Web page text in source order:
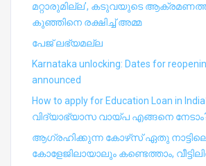
മറ്റാരുമില്ല’, കടുവയുടെ
കുഞ്ഞിനെ രക്ഷിച്ച് അമ്മ
പേജ് ലഭ്യമല്ല
Karnataka unlocking: Dates for
announced
How to apply for Education Loan in India?
വിദ്യാഭ്യാസ വായ്പ എങ്ങനെ
ആഗ്രഹിക്കുന്ന കോഴ്‍സ് ഏതു
കോളേജിലായാലും കണ്ടെത്താം,